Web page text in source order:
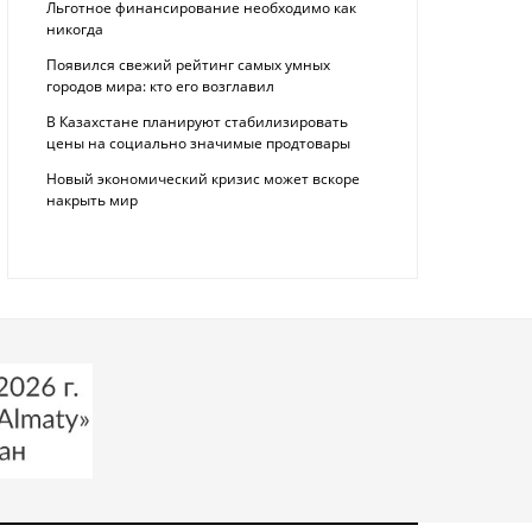
Льготное финансирование необходимо как
никогда
Появился свежий рейтинг самых умных
городов мира: кто его возглавил
В Казахстане планируют стабилизировать
цены на социально значимые продтовары
Новый экономический кризис может вскоре
накрыть мир